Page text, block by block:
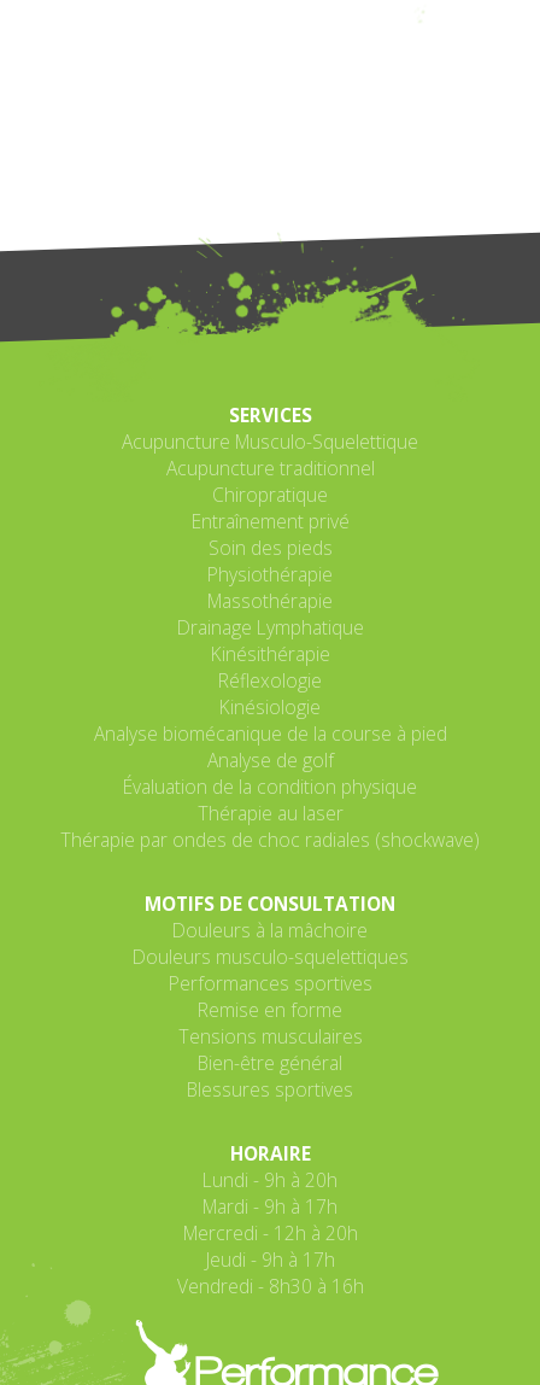
SERVICES
Acupuncture Musculo-Squelettique
Acupuncture traditionnel
Chiropratique
Entraînement privé
Soin des pieds
Physiothérapie
Massothérapie
Drainage Lymphatique
Kinésithérapie
Réflexologie
Kinésiologie
Analyse biomécanique de la course à pied
Analyse de golf
Évaluation de la condition physique
Thérapie au laser
Thérapie par ondes de choc radiales (shockwave)
MOTIFS DE CONSULTATION
Douleurs à la mâchoire
Douleurs musculo-squelettiques
Performances sportives
Remise en forme
Tensions musculaires
Bien-être général
Blessures sportives
HORAIRE
Lundi - 9h à 20h
Mardi - 9h à 17h
Mercredi - 12h à 20h
Jeudi - 9h à 17h
Vendredi - 8h30 à 16h